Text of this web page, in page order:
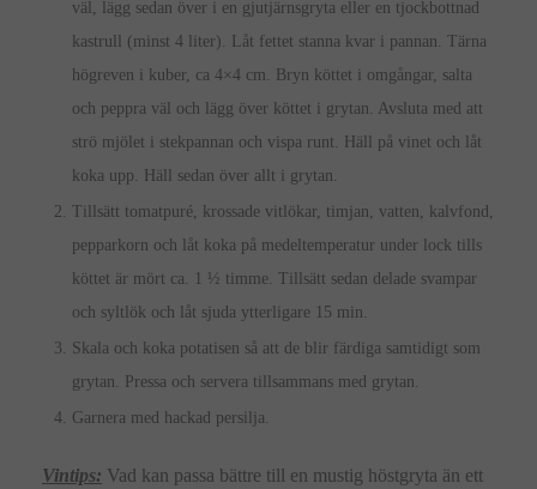
väl, lägg sedan över i en gjutjärnsgryta eller en tjockbottnad
kastrull (minst 4 liter). Låt fettet stanna kvar i pannan. Tärna
högreven i kuber, ca 4×4 cm. Bryn köttet i omgångar, salta
och peppra väl och lägg över köttet i grytan. Avsluta med att
strö mjölet i stekpannan och vispa runt. Häll på vinet och låt
koka upp. Häll sedan över allt i grytan.
Tillsätt tomatpuré, krossade vitlökar, timjan, vatten, kalvfond,
pepparkorn och låt koka på medeltemperatur under lock tills
köttet är mört ca. 1 ½ timme. Tillsätt sedan delade svampar
och syltlök och låt sjuda ytterligare 15 min.
Skala och koka potatisen så att de blir färdiga samtidigt som
grytan. Pressa och servera tillsammans med grytan.
Garnera med hackad persilja.
Vintips: Vad kan passa bättre till en mustig höstgryta än ett